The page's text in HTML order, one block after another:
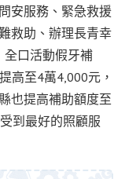
安服務、緊急救援
救助、辦理長青幸
全口活動假牙補
高至4萬4,000元，
也提高補助額度至
到最好的照顧服